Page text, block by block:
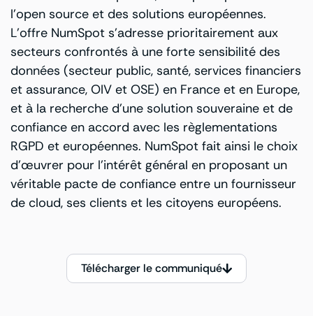
l’open source et des solutions européennes.
L’offre NumSpot s’adresse prioritairement aux
secteurs confrontés à une forte sensibilité des
données (secteur public, santé, services financiers
et assurance, OIV et OSE) en France et en Europe,
et à la recherche d’une solution souveraine et de
confiance en accord avec les règlementations
RGPD et européennes. NumSpot fait ainsi le choix
d’œuvrer pour l’intérêt général en proposant un
véritable pacte de confiance entre un fournisseur
de cloud, ses clients et les citoyens européens.
Télécharger le communiqué